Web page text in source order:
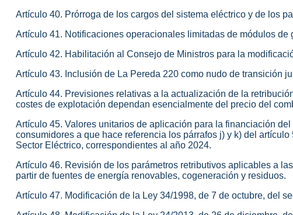
Artículo 40. Prórroga de los cargos del sistema eléctrico y de los
Artículo 41. Notificaciones operacionales limitadas de módulos de
Artículo 42. Habilitación al Consejo de Ministros para la
Artículo 43. Inclusión de La Pereda 220 como nudo de transición
Artículo 44. Previsiones relativas a la actualización de la
costes de explotación dependan esencialmente del precio del
Artículo 45. Valores unitarios de aplicación para la financiación
consumidores a que hace referencia los párrafos j) y k) del
Sector Eléctrico, correspondientes al año 2024.
Artículo 46. Revisión de los parámetros retributivos aplicables a
partir de fuentes de energía renovables, cogeneración y residuos.
Artículo 47. Modificación de la Ley 34/1998, de 7 de octubre, del